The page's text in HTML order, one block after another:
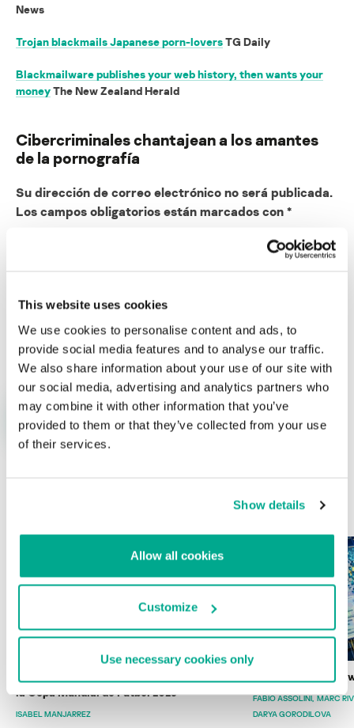
This website uses cookies
We use cookies to personalise content and ads, to
provide social media features and to analyse our traffic.
We also share information about your use of our site with
our social media, advertising and analytics partners who
may combine it with other information that you’ve
provided to them or that they’ve collected from your use
of their services.
Show details
Allow all cookies
Customize
Use necessary cookies only
News
Trojan blackmails Japanese porn-loversTG Daily
Blackmailware publishes your web history, then wants your
moneyThe New Zealand Herald
Cibercriminales chantajean a los amantes
de la pornografía
Su dirección de correo electrónico no será publicada.
Los campos obligatorios están marcados con *
Nombre* Correo electrónico*
ÚLTIMAS PUBLICACIONES
la Copa Mundial de Fútbol 2026
ISABEL MANJARREZ
Estado del
FABIO ASSOLINI MARC
DARYA GORODILOVA